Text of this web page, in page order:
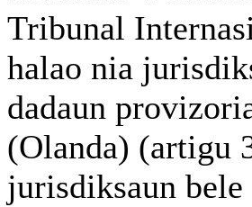
Tribunal
halao nia
dadaun
(Olanda) (artigu
jurisdiksaun